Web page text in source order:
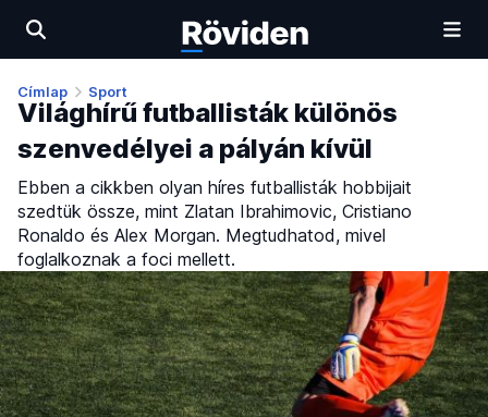
Címlap Sport
Világhírű futballisták különös
szenvedélyei a pályán kívül
Ebben a cikkben olyan híres futballisták hobbijait
szedtük össze, mint Zlatan Ibrahimovic, Cristiano
Ronaldo és Alex Morgan. Megtudhatod, mivel
foglalkoznak a foci mellett.